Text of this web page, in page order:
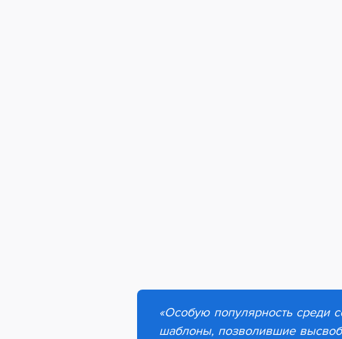
«Особую популярность среди
шаблоны, позволившие